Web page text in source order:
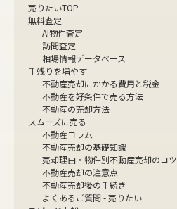
売りたいTOP
無料査定
AI物件査定
訪問査定
相場情報データベース
手残りを増やす
不動産売却にかかる費用と税金
不動産を好条件で売る方法
不動産の売却方法
スムーズに売る
不動産コラム
不動産売却の基礎知識
売却理由・物件別不動産売却のコツ
不動産売却の注意点
不動産売却後の手続き
よくあるご質問 - 売りたい